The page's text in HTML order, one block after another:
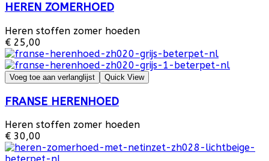
HEREN ZOMERHOED
Heren stoffen zomer hoeden
€ 25,00
Voeg toe aan verlanglijst Quick View
FRANSE HERENHOED
Heren stoffen zomer hoeden
€ 30,00